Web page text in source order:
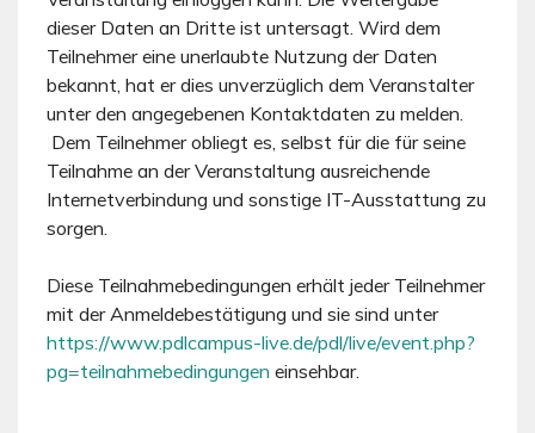
dieser Daten an Dritte ist untersagt. Wird dem
Teilnehmer eine unerlaubte Nutzung der Daten
bekannt, hat er dies unverzüglich dem Veranstalter
unter den angegebenen Kontaktdaten zu melden.
Dem Teilnehmer obliegt es, selbst für die für seine
Teilnahme an der Veranstaltung ausreichende
Internetverbindung und sonstige IT-Ausstattung zu
sorgen.
Diese Teilnahmebedingungen erhält jeder Teilnehmer
mit der Anmeldebestätigung und sie sind unter
https://www.pdlcampus-live.de/pdl/live/event.php?
pg=teilnahmebedingungen einsehbar.